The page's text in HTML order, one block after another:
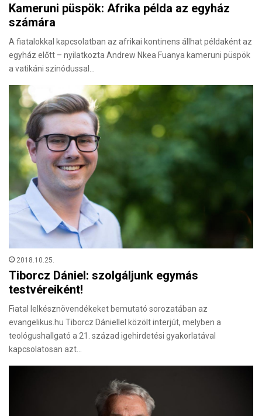
Kameruni püspök: Afrika példa az egyház
számára
A fiatalokkal kapcsolatban az afrikai kontinens állhat példaként az
egyház előtt – nyilatkozta Andrew Nkea Fuanya kameruni püspök
a vatikáni szinódussal…
2018.10.25.
Tiborcz Dániel: szolgáljunk egymás
testvéreiként!
Fiatal lelkésznövendékeket bemutató sorozatában az
evangelikus.hu Tiborcz Dániellel közölt interjút, melyben a
teológushallgató a 21. század igehirdetési gyakorlatával
kapcsolatosan azt…